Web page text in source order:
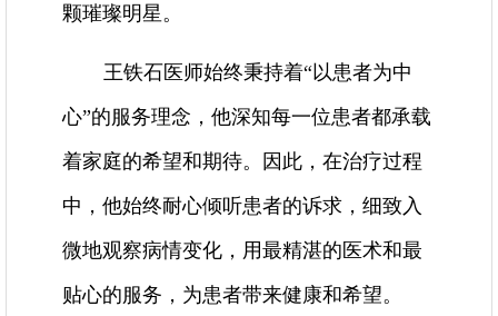
颗璀璨明星。
王铁石医师始终秉持着“以患者为中
心”的服务理念，他深知每一位患者都承载
着家庭的希望和期待。因此，在治疗过程
中，他始终耐心倾听患者的诉求，细致入
微地观察病情变化，用最精湛的医术和最
贴心的服务，为患者带来健康和希望。